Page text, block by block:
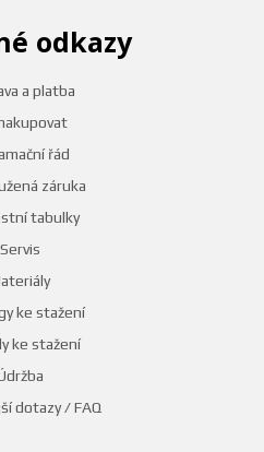
odkazy
a platba
řád
záruka
tabulky
Servis
ke stažení
ke stažení
dotazy / FAQ